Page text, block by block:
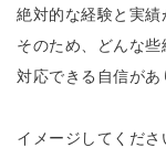
絶対的な経験と実績
そのため、どんな
対応できる自信があ
イメージしてくださ